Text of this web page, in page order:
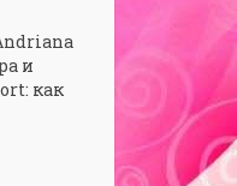
и
как